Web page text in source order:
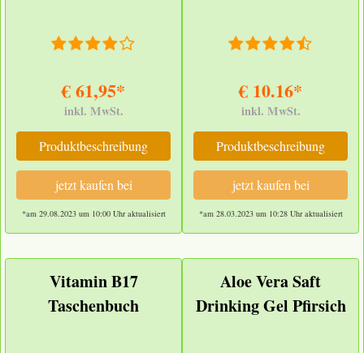
€ 61,95*
inkl. MwSt.
Produktbeschreibung
jetzt kaufen bei
*am 29.08.2023 um 10:00 Uhr aktualisiert
€ 10.16*
inkl. MwSt.
Produktbeschreibung
jetzt kaufen bei
*am 28.03.2023 um 10:28 Uhr aktualisiert
Vitamin B17
Taschenbuch
Aloe Vera Saft
Drinking Gel Pfirsich